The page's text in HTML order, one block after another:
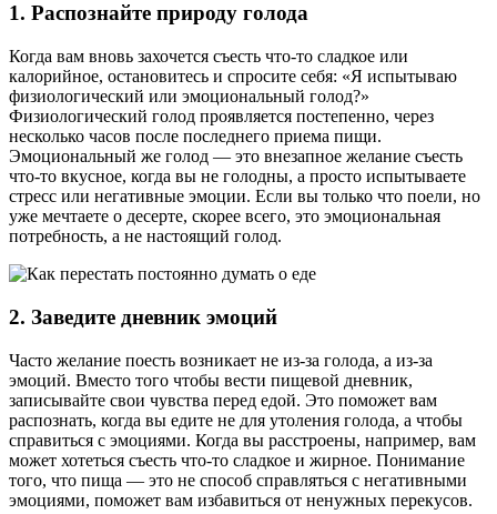
1. Распознайте природу голода
Когда вам вновь захочется съесть что-то сладкое или
калорийное, остановитесь и спросите себя: «Я испытываю
физиологический или эмоциональный голод?»
Физиологический голод проявляется постепенно, через
несколько часов после последнего приема пищи.
Эмоциональный же голод — это внезапное желание съесть
что-то вкусное, когда вы не голодны, а просто испытываете
стресс или негативные эмоции. Если вы только что поели, но
уже мечтаете о десерте, скорее всего, это эмоциональная
потребность, а не настоящий голод.
2. Заведите дневник эмоций
Часто желание поесть возникает не из-за голода, а из-за
эмоций. Вместо того чтобы вести пищевой дневник,
записывайте свои чувства перед едой. Это поможет вам
распознать, когда вы едите не для утоления голода, а чтобы
справиться с эмоциями. Когда вы расстроены, например, вам
может хотеться съесть что-то сладкое и жирное. Понимание
того, что пища — это не способ справляться с негативными
эмоциями, поможет вам избавиться от ненужных перекусов.